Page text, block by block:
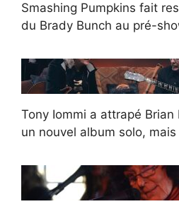
Smashing Pumpkins fait
du Brady Bunch au pré-
Tony Iommi a attrapé
un nouvel album solo,